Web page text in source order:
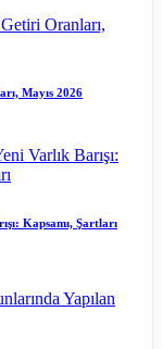
Mayıs 2026
Kapsamı, Şartları